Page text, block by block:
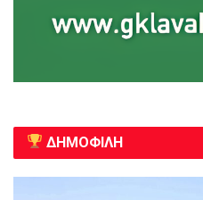
ΔΗΜΟΦΙΛΗ